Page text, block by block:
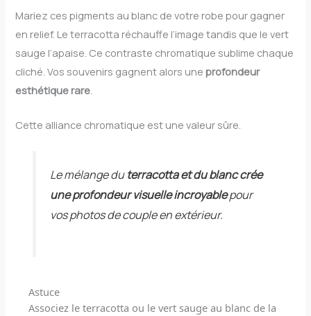
Mariez ces pigments au blanc de votre robe pour gagner
en relief. Le terracotta réchauffe l’image tandis que le vert
sauge l’apaise. Ce contraste chromatique sublime chaque
cliché. Vos souvenirs gagnent alors uneprofondeur
esthétique rare.
Cette alliance chromatique est une valeur sûre.
Le mélange duterracotta et du blanc crée
une profondeur visuelle incroyablepour
vos photos de couple en extérieur.
Astuce
Associez le terracotta ou le vert sauge au blanc de la